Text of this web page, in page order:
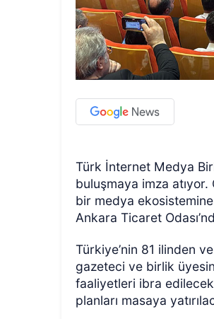
Türk İnternet Medya
buluşmaya imza atıyor.
bir medya
Ankara Ticaret
Türkiye’nin 81 ilinden
gazeteci ve birlik
faaliyetleri ibra
planları masaya